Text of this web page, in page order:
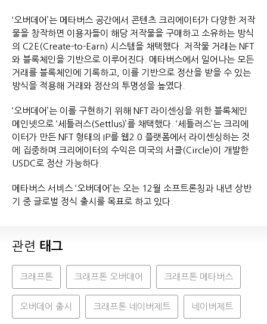
‘오버데어’는 메타버스 공간에서 콘텐츠 크리에이터가 다양한 저작
물을 창작하면 이용자들이 해당 저작물을 구매하고 소유하는 방식
의 C2E(Create-to-Earn) 시스템을 채택했다. 저작물 거래는 NFT
와 블록체인을 기반으로 이루어진다. 메타버스에서 일어나는 모든
거래를 블록체인에 기록하고, 이를 기반으로 정산을 받을 수 있는
방식을 적용해 거래와 정산의 투명성을 높였다.
‘오버데어’는 이를 구현하기 위해 NFT 라이센싱을 위한 블록체인
메인넷으로 ‘세틀러스(Settlus)’를 채택했다. ‘세틀러스’는 크리에
이터가 만든 NFT 형태의 IP를 웹2.0 플랫폼에서 라이센싱하는 것
에 집중하며 크리에이터의 수익은 미국의 서클(Circle)이 개발한
USDC로 정산 가능하다.
메타버스 서비스 ‘오버데어’는 오는 12월 소프트론칭과 내년 상반
기 중 글로벌 정식 출시를 목표로 하고 있다.
관련 태그
크래프톤 크래프톤 오버데어 크래프톤 메타버스
오버데어 출시 크래프톤 네이버제트 네이버제트